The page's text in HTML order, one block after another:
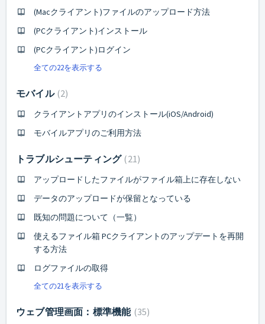
(Macクライアント)ファイルのアップロード方法
(PCクライアント)インストール
(PCクライアント)ログイン
全ての22を表示する
モバイル 2
クライアントアプリのインストール(iOS/Android)
モバイルアプリのご利用方法
トラブルシューティング 21
アップロードしたファイルがファイル箱上に存在しない
データのアップロードが保留となっている
既知の問題について（一覧）
使えるファイル箱 PCクライアントのアップデートを再開
する方法
ログファイルの取得
全ての21を表示する
ウェブ管理画面：標準機能 35